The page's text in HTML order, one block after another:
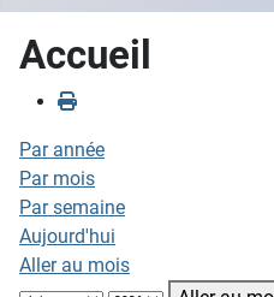
Accueil
Par année
Par mois
Par semaine
Aujourd'hui
Aller au mois